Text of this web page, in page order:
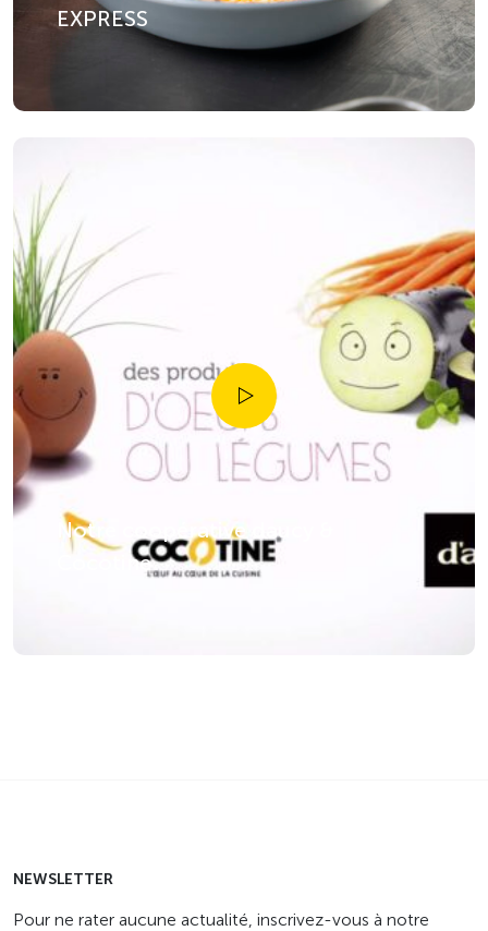
EXPRESS
Notre coopérative daucy &
Cocotine
NEWSLETTER
Pour ne rater aucune actualité, inscrivez-vous à notre